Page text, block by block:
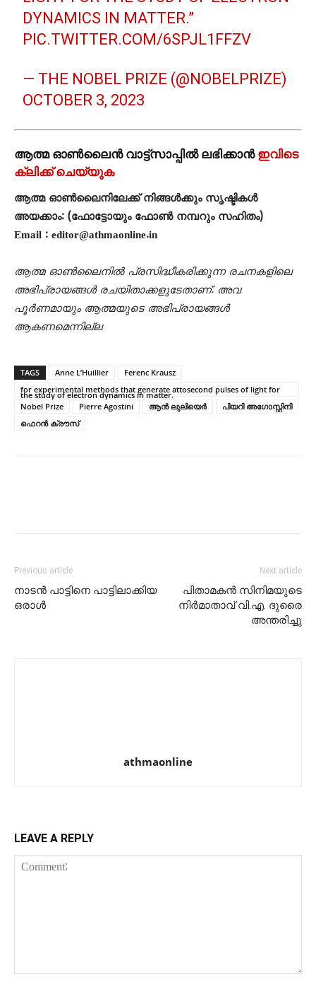
DYNAMICS IN MATTER.”
PIC.TWITTER.COM/6SPJL1FFZV
— THE NOBEL PRIZE (@NOBELPRIZE)
OCTOBER 3, 2023
ആത്മ ഓൺലൈൻ വാട്ട്സാപ്പിൽ ലഭിക്കാൻ ഇവിടെ
ക്ലിക്ക് ചെയ്യുക
ആത്മ ഓൺലൈനിലേക്ക് നിങ്ങൾക്കും സൃഷ്ടികൾ
അയക്കാം: (ഫോട്ടോയും ഫോണ്‍ നമ്പറും സഹിതം)
Email : editor@athmaonline.in
ആത്മ ഓൺലൈനിൽ പ്രസിദ്ധീകരിക്കുന്ന രചനകളിലെ
അഭിപ്രായങ്ങൾ രചയിതാക്കളുടേതാണ്. അവ
പൂർണമായും ആത്മയുടെ അഭിപ്രായങ്ങൾ
ആകണമെന്നില്ല
TAGS Anne L’Huillier
Ferenc Krausz
for experimental methods that generate attosecond pulses of light for
the study of electron dynamics in matter.
Nobel Prize
Pierre Agostini ആന്‍ ലുലിയെര്‍
പിയറി അഗോസ്റ്റിനി
ഫെറന്‍ ക്രൗസ്
Previous article
നാടന്‍ പാട്ടിനെ പാട്ടിലാക്കിയ
ഒരാള്‍
Next article
പിതാമകന്‍ സിനിമയുടെ
നിര്‍മാതാവ് വി.എ. ദുരൈ
അന്തരിച്ചു
athmaonline
LEAVE A REPLY